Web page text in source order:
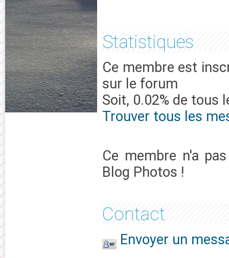
Statistiques
Ce membre est
sur le forum
Soit, 0.02% de tous
Trouver tous les
Ce membre n'a
Blog Photos !
Contact
Envoyer un